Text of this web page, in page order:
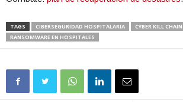
TAGS CIBERSEGURIDAD HOSPITALARIA
CYBER KILL CHAIN
RANSOMWARE EN HOSPITALES